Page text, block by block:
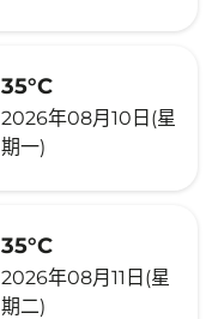
35°C
2026年08月10日(星
期一)
35°C
2026年08月11日(星
期二)